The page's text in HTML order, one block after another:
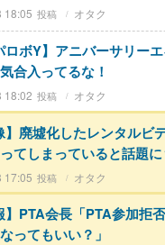
18:05 オタク
ロボY】アニバーサリー
合入ってるな！
18:02 オタク
】廃墟化したレンタルビ
てしまっていると話題
17:05 オタク
】PTA会長「PTA参加拒
ってもいい？」